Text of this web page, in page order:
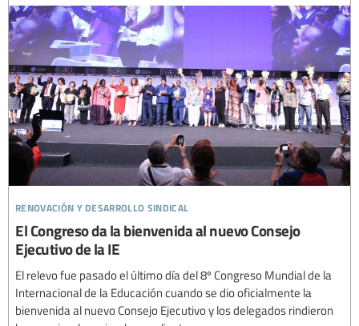
renovación y desarrollo sindical
El Congreso da la bienvenida al nuevo Consejo
Ejecutivo de la IE
El relevo fue pasado el último día del 8º Congreso Mundial de la
Internacional de la Educación cuando se dio oficialmente la
bienvenida al nuevo Consejo Ejecutivo y los delegados rindieron